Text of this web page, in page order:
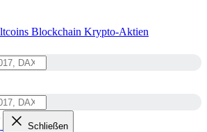
Blockchain Krypto-Aktien
Schließen